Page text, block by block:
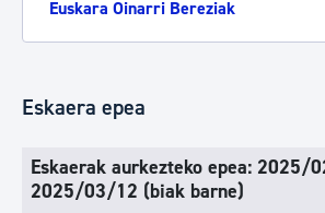
Euskara Oinarri Bereziak
Eskaera epea
Eskaerak aurkezteko epea: 2025/
2025/03/12 (biak barne)